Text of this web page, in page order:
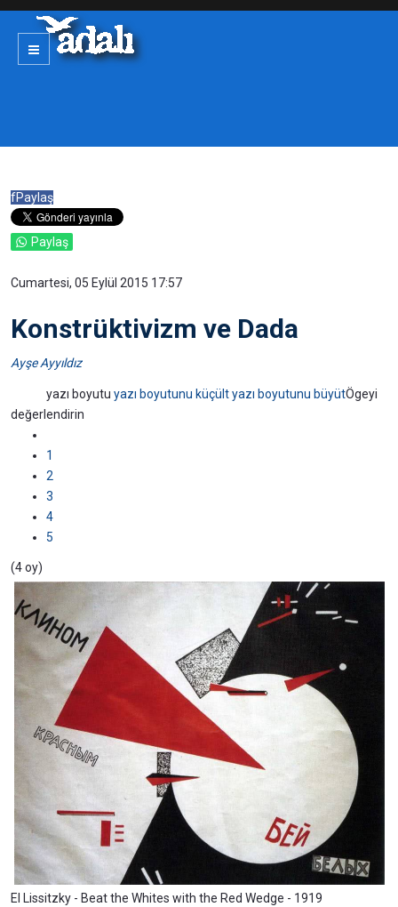
fPaylaş
Paylaş
Cumartesi, 05 Eylül 2015 17:57
Konstrüktivizm ve Dada
Ayşe Ayyıldız
yazı boyutu yazı boyutunu küçült yazı boyutunu büyütÖgeyi
değerlendirin
1
2
3
4
5
(4 oy)
El Lissitzky - Beat the Whites with the Red Wedge - 1919